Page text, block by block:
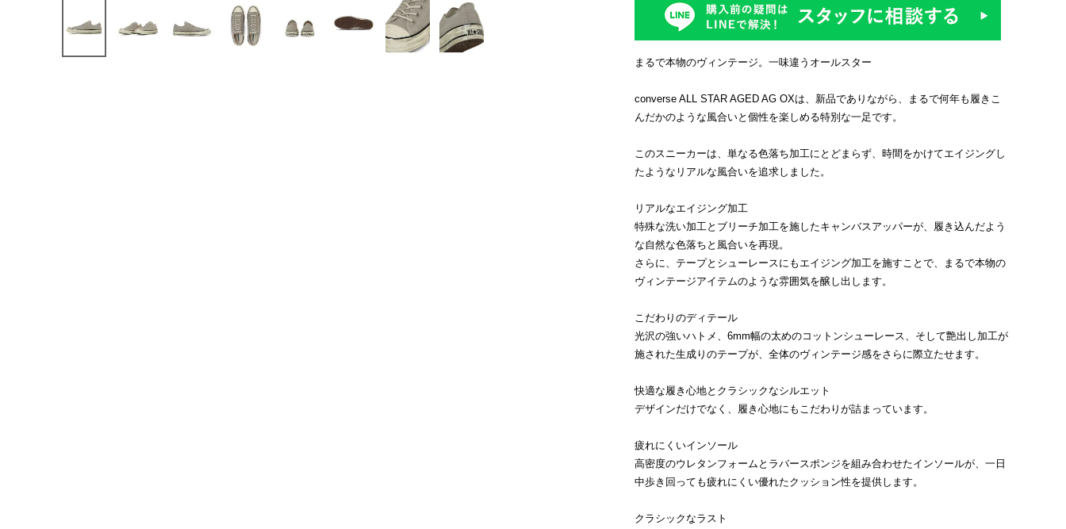
まるで本物のヴィンテージ。一味違うオールスター
converse ALL STAR AGED AG OXは、新品でありながら、まるで何年も履きこ
んだかのような風合いと個性を楽しめる特別な一足です。
このスニーカーは、単なる色落ち加工にとどまらず、時間をかけてエイジングし
たようなリアルな風合いを追求しました。
リアルなエイジング加工
特殊な洗い加工とブリーチ加工を施したキャンバスアッパーが、履き込んだよう
な自然な色落ちと風合いを再現。
さらに、テープとシューレースにもエイジング加工を施すことで、まるで本物の
ヴィンテージアイテムのような雰囲気を醸し出します。
こだわりのディテール
光沢の強いハトメ、6mm幅の太めのコットンシューレース、そして艶出し加工が
施された生成りのテープが、全体のヴィンテージ感をさらに際立たせます。
快適な履き心地とクラシックなシルエット
デザインだけでなく、履き心地にもこだわりが詰まっています。
疲れにくいインソール
高密度のウレタンフォームとラバースポンジを組み合わせたインソールが、一日
中歩き回っても疲れにくい優れたクッション性を提供します。
クラシックなラスト